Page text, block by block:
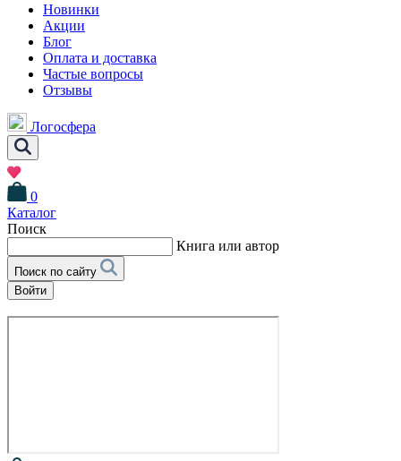
Новинки
Акции
Блог
Оплата и доставка
Частые вопросы
Отзывы
Логосфера
0
Каталог
Поиск
Книга или автор
Поиск по сайту
Войти